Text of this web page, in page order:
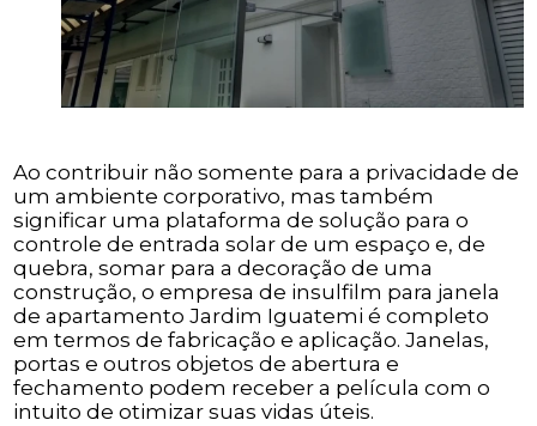
Ao contribuir não somente para a privacidade de
um ambiente corporativo, mas também
significar uma plataforma de solução para o
controle de entrada solar de um espaço e, de
quebra, somar para a decoração de uma
construção, o empresa de insulfilm para janela
de apartamento Jardim Iguatemi é completo
em termos de fabricação e aplicação. Janelas,
portas e outros objetos de abertura e
fechamento podem receber a película com o
intuito de otimizar suas vidas úteis.